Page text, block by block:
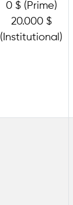
0 $ (Prime)
20.000 $
(Institutional)